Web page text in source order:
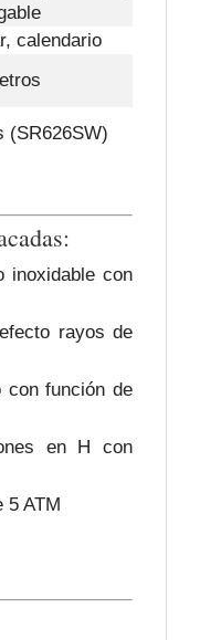
calendario
(SR626SW)
inoxidable con
rayos de
con función de
en H con
5 ATM